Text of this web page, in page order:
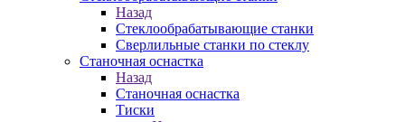
Назад
Стеклообрабатывающие станки
Сверлильные станки по стеклу
Станочная оснастка
Назад
Станочная оснастка
Тиски